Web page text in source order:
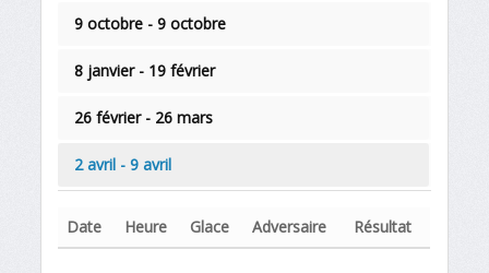
9 octobre - 9 octobre
8 janvier - 19 février
26 février - 26 mars
2 avril - 9 avril
Date Heure Glace Adversaire Résultat